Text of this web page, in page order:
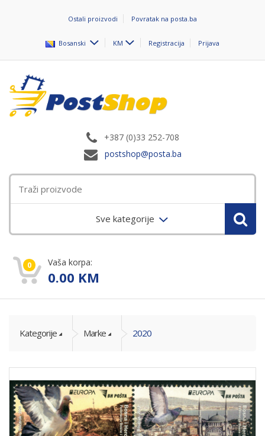
Ostali proizvodi Povratak na posta.ba
Bosanski KM Registracija Prijava
+387 (0)33 252-708
postshop@posta.ba
Sve kategorije
0 Vaša korpa:
0.00 KM
Kategorije Marke 2020